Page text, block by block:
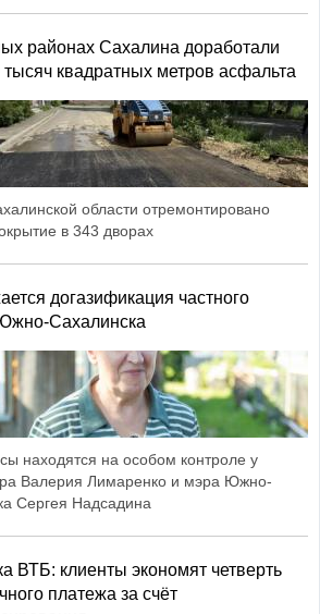
районах Сахалина доработали
квадратных метров асфальта
области отремонтировано
в 343 дворах
догазификация частного
Сахалинска
находятся на особом контроле у
Валерия Лимаренко и мэра Южно-
Сергея Надсадина
ВТБ: клиенты экономят четверть
платежа за счёт